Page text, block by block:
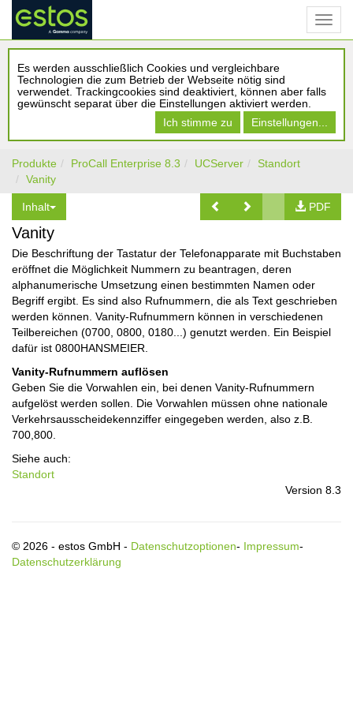
Es werden ausschließlich Cookies und vergleichbare
Technologien die zum Betrieb der Webseite nötig sind
verwendet. Trackingcookies sind deaktiviert, können aber falls
gewünscht separat über die Einstellungen aktiviert werden.
Ich stimme zu
Einstellungen...
Produkte ProCall Enterprise 8.3 UCServer
Standort
Vanity
Inhalt PDF
Vanity
Die Beschriftung der Tastatur der Telefonapparate mit Buchstaben
eröffnet die Möglichkeit Nummern zu beantragen, deren
alphanumerische Umsetzung einen bestimmten Namen oder
Begriff ergibt. Es sind also Rufnummern, die als Text geschrieben
werden können. Vanity-Rufnummern können in verschiedenen
Teilbereichen (0700, 0800, 0180...) genutzt werden. Ein Beispiel
dafür ist 0800HANSMEIER.
Vanity-Rufnummern auflösen
Geben Sie die Vorwahlen ein, bei denen Vanity-Rufnummern
aufgelöst werden sollen. Die Vorwahlen müssen ohne nationale
Verkehrsausscheidekennziffer eingegeben werden, also z.B.
700,800.
Siehe auch:
Standort
Version 8.3
© 2026 - estos GmbH - Datenschutzoptionen- Impressum-
Datenschutzerklärung